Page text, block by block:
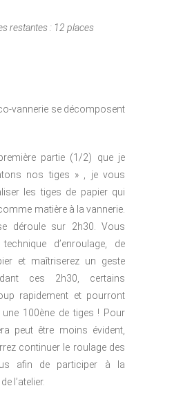
restantes : 12 places
vannerie se décomposent
partie (1/2) que je
nos tiges » , je vous
les tiges de papier qui
matière à la vannerie.
déroule sur 2h30. Vous
d’enroulage, de
et maîtriserez un geste
ces 2h30, certains
rapidement et pourront
une 100ène de tiges ! Pour
peut être moins évident,
continuer le roulage des
afin de participer à la
l’atelier.